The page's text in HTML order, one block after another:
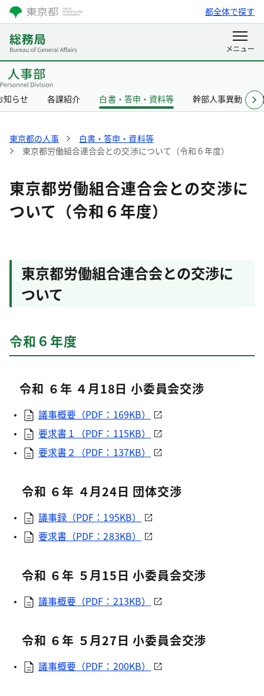
都全体で探す
知らせ 各課紹介 白書・答申・資料等 幹部人事異動
東京都の人事
白書・答申・資料等
東京都労働組合連合会との交渉について（令和６年度）
東京都労働組合連合会との交渉に
ついて（令和６年度）
東京都労働組合連合会との交渉に
ついて
令和６年度
令和 ６年 ４月18日 小委員会交渉
議事概要（PDF：169KB）
要求書１（PDF：115KB）
要求書２（PDF：137KB）
令和 ６年 ４月24日 団体交渉
議事録（PDF：195KB）
要求書（PDF：283KB）
令和 ６年 ５月15日 小委員会交渉
議事概要（PDF：213KB）
令和 ６年 ５月27日 小委員会交渉
議事概要（PDF：200KB）